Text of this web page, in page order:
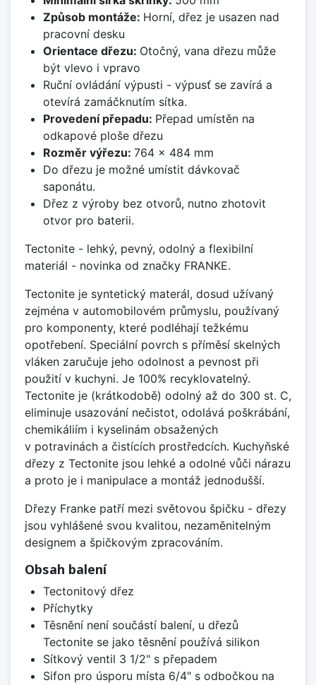
Způsob montáže: Horní, dřez je usazen nad
pracovní desku
Orientace dřezu: Otočný, vana dřezu může
být vlevo i vpravo
Ruční ovládání výpusti - výpusť se zavírá a
otevírá zamáčknutím sítka.
Provedení přepadu: Přepad umístěn na
odkapové ploše dřezu
Rozměr výřezu: 764 x 484 mm
Do dřezu je možné umístit dávkovač
saponátu.
Dřez z výroby bez otvorů, nutno zhotovit
otvor pro baterii.
Tectonite - lehký, pevný, odolný a flexibilní
materiál - novinka od značky FRANKE.
Tectonite je syntetický materál, dosud užívaný
zejména v automobilovém průmyslu, používaný
pro komponenty, které podléhají težkému
opotřebení. Speciální povrch s příměsí skelných
vláken zaručuje jeho odolnost a pevnost při
použití v kuchyni. Je 100% recyklovatelný.
Tectonite je (krátkodobě) odolný až do 300 st. C,
eliminuje usazování nečistot, odolává poškrábání,
chemikáliím i kyselinám obsažených
v potravinách a čistících prostředcích. Kuchyňské
dřezy z Tectonite jsou lehké a odolné vůči nárazu
a proto je i manipulace a montáž jednodušší.
Dřezy Franke patří mezi světovou špičku - dřezy
jsou vyhlášené svou kvalitou, nezaměnitelným
designem a špičkovým zpracováním.
Obsah balení
Tectonitový dřez
Příchytky
Těsnění není součástí balení, u dřezů
Tectonite se jako těsnění používá silikon
Sítkový ventil 3 1/2" s přepadem
Sifon pro úsporu místa 6/4" s odbočkou na